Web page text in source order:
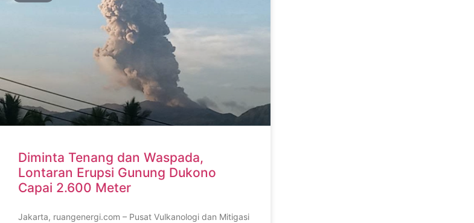
Diminta Tenang dan Waspada,
Lontaran Erupsi Gunung Dukono
Capai 2.600 Meter
Jakarta, ruangenergi.com – Pusat Vulkanologi dan Mitigasi